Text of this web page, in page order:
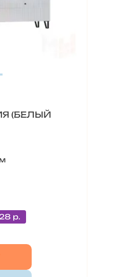
(БЕЛЫЙ
р.